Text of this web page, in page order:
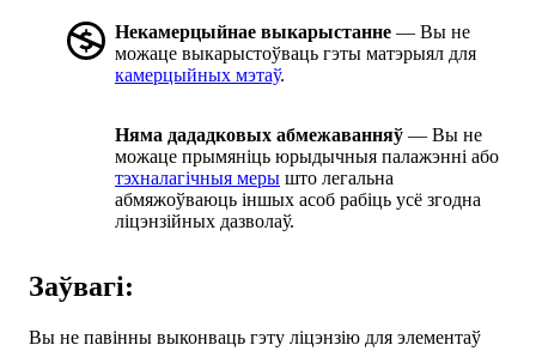
Некамерцыйнае выкарыстанне — Вы не
можаце выкарыстоўваць гэты матэрыял для
камерцыйных мэтаў.
Няма дададковых абмежаванняў — Вы не
можаце прымяніць юрыдычныя палажэнні або
тэхналагічныя меры што легальна
абмяжоўваюць іншых асоб рабіць усё згодна
ліцэнзійных дазволаў.
Заўвагі:
Вы не павінны выконваць гэту ліцэнзію для элементаў